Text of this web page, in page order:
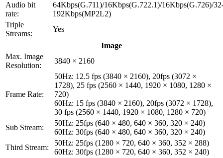
Audio bit
rate:
64Kbps(G.711)/16Kbps(G.722.1)/16Kbps(G.726)/
192Kbps(MP2L2)
Triple
Streams:
Yes
Image
Max. Image
Resolution:
3840 × 2160
Frame Rate:
50Hz: 12.5 fps (3840 × 2160), 20fps (3072 ×
1728), 25 fps (2560 × 1440, 1920 × 1080, 1280 ×
720)
60Hz: 15 fps (3840 × 2160), 20fps (3072 × 1728),
30 fps (2560 × 1440, 1920 × 1080, 1280 × 720)
Sub Stream:
50Hz: 25fps (640 × 480, 640 × 360, 320 × 240)
60Hz: 30fps (640 × 480, 640 × 360, 320 × 240)
Third Stream:
50Hz: 25fps (1280 × 720, 640 × 360, 352 × 288)
60Hz: 30fps (1280 × 720, 640 × 360, 352 × 240)